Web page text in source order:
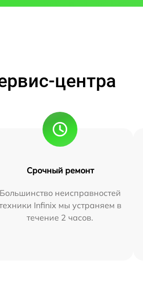
центра
Срочный ремонт
Большинство неисправностей
Infinix мы устраняем в
течение 2 часов.